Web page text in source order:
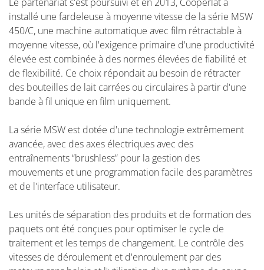
installé une fardeleuse à moyenne vitesse de la série MSW
450/C, une machine automatique avec film rétractable à
moyenne vitesse, où l'exigence primaire d'une productivité
élevée est combinée à des normes élevées de fiabilité et
de flexibilité. Ce choix répondait au besoin de rétracter
des bouteilles de lait carrées ou circulaires à partir d'une
bande à fil unique en film uniquement.
La série MSW est dotée d'une technologie extrêmement
avancée, avec des axes électriques avec des
entraînements “brushless” pour la gestion des
mouvements et une programmation facile des paramètres
et de l'interface utilisateur.
Les unités de séparation des produits et de formation des
paquets ont été conçues pour optimiser le cycle de
traitement et les temps de changement. Le contrôle des
vitesses de déroulement et d'enroulement par des